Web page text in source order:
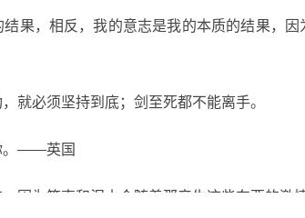
果，相反，我的意志是我的本质的结果，
就必须坚持到底；剑至死都不能离手。
。——英国
因为笑声和泪水会随着那产生这些东西的